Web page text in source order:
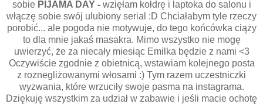
sobie PIJAMA DAY - wzięłam kołdrę i laptoka do salonu i
włączę sobie swój ulubiony serial :D Chciałabym tyle rzeczy
porobić... ale pogoda nie motywuje, do tego końcówka ciąży
to dla mnie jakaś masakra. Mimo wszystko nie mogę
uwierzyć, że za niecały miesiąc Emilka będzie z nami <3
Oczywiście zgodnie z obietnicą, wstawiam kolejnego posta
z roznegliżowanymi włosami :) Tym razem uczestniczki
wyzwania, które wrzuciły swoje pasma na instagrama.
Dziękuję wszystkim za udział w zabawie i jeśli macie ochotę